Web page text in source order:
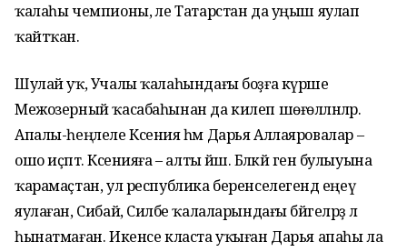
ҡалаһы чемпионы, әле Татарстан да уңыш яулап
ҡайтҡан.
Шулай уҡ, Учалы ҡалаһындағы боҙға күрше
Межозерный ҡасабаһынан да килеп шөғөлләнәләр.
Апалы-һеңлеле Ксения һәм Дарья Аллаяровалар –
ошо иҫәптә. Ксенияға – алты йәш. Бәләкәй генә булыуына
ҡарамаҫтан, ул республика беренселегендә еңеү
яулаған, Сибай, Силәбе ҡалаларындағы бәйгеләрҙә лә
һынатмаған. Икенсе класта уҡыған Дарья апаһы ла